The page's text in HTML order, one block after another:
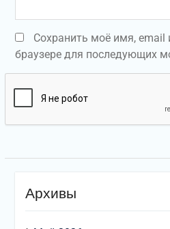
Сохранить моё имя, email
браузере для последующих
Архивы